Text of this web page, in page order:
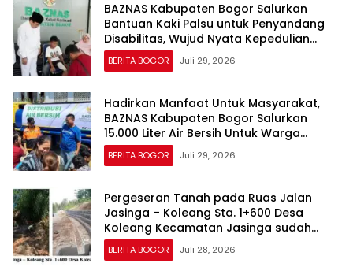
BAZNAS Kabupaten Bogor Salurkan
Bantuan Kaki Palsu untuk Penyandang
Disabilitas, Wujud Nyata Kepedulian
dalam Program “Bogor Peduli”
BERITA BOGOR Juli 29, 2026
Hadirkan Manfaat Untuk Masyarakat,
BAZNAS Kabupaten Bogor Salurkan
15.000 Liter Air Bersih Untuk Warga
Terdampak Kekeringan
BERITA BOGOR Juli 29, 2026
Pergeseran Tanah pada Ruas Jalan
Jasinga – Koleang Sta. 1+600 Desa
Koleang Kecamatan Jasinga sudah
Tertangani oleh UPTD IJJ Kelas A
Wilayah VII
BERITA BOGOR Juli 28, 2026